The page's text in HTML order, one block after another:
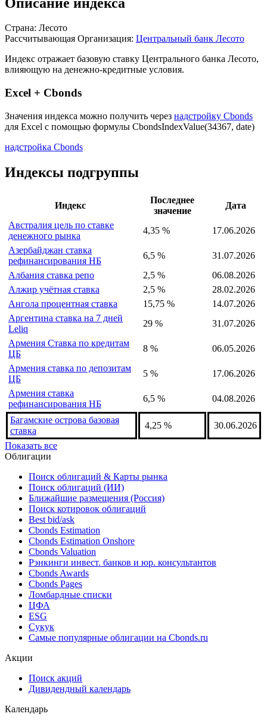
Страна: Лесото
Рассчитывающая Организация: Центральный банк Лесото
Индекс отражает базовую ставку Центрального банка Лесото,
влияющую на денежно-кредитные условия.
Excel + Cbonds
Значения индекса можно получить через надстройку Cbonds
для Excel с помощью формулы CbondsIndexValue(34367, date)
надстройка Cbonds
Индексы подгруппы
Индекс
Последнее
значение
Дата
Австралия цель по ставке
денежного рынка
4,35 %
17.06.2026
Азербайджан ставка
рефинансирования НБ
6,5 %
31.07.2026
Албания ставка репо
2,5 %
06.08.2026
Алжир учётная ставка
2,5 %
28.02.2026
Ангола процентная ставка
15,75 %
14.07.2026
Аргентина ставка на 7 дней
Leliq
29 %
31.07.2026
Армения Ставка по кредитам
ЦБ
8 %
06.05.2026
Армения ставка по депозитам
ЦБ
5 %
17.06.2026
Армения ставка
рефинансирования НБ
6,5 % 04.08.2026
Багамские острова базовая
ставка
4,25 %
30.06.2026
Показать все
Облигации
Поиск облигаций & Карты рынка
Поиск облигаций (ИИ)
Ближайшие размещения (Россия)
Поиск котировок облигаций
Best bid/ask
Cbonds Estimation
Cbonds Estimation Onshore
Cbonds Valuation
Рэнкинги инвест. банков и юр. консультантов
Cbonds Awards
Cbonds Pages
Ломбардные списки
ЦФА
ESG
Сукук
Самые популярные облигации на Cbonds.ru
Акции
Поиск акций
Дивидендный календарь
Календарь